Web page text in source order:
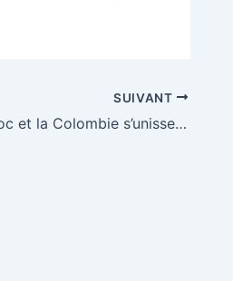
SUIVANT
Le Maroc et la Colombie s’unissent pour renforcer la paix aux Nations unies